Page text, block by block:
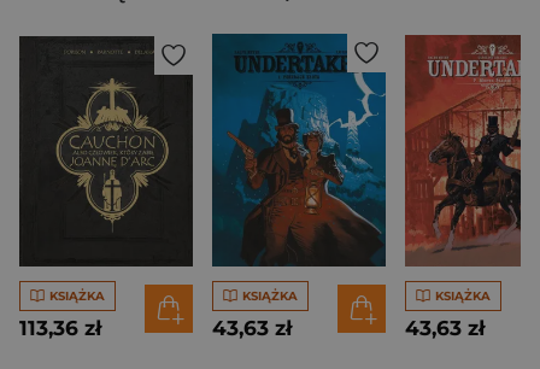
KSIĄŻKA
113,36 zł
KSIĄŻKA
43,63 zł
KSIĄŻKA
43,63 zł